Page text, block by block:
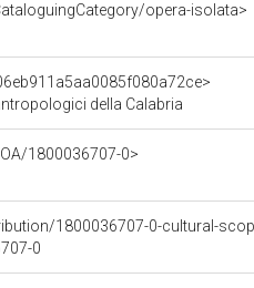
opera-isolata>
della Calabria
1800036707-0>
1800036707-0-cultural-
0